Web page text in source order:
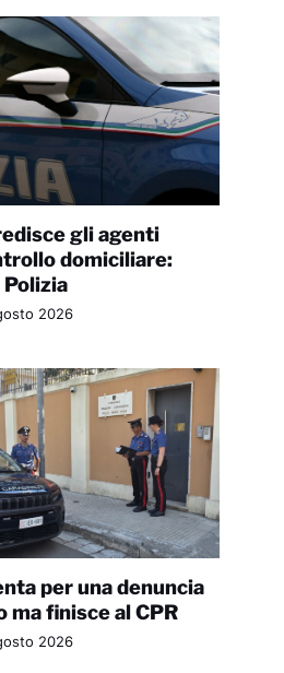
gli agenti
domiciliare:
2026
per una denuncia
finisce al CPR
2026